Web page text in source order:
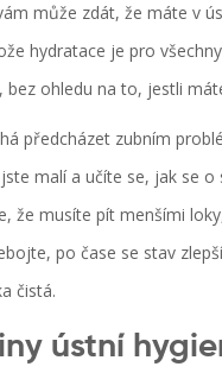
může zdát, že máte v
hydratace je pro
ohledu na to, jestli
předcházet zubním
malí a učíte se, jak se
že musíte pít menšími
po čase se stav
čistá.
ústní